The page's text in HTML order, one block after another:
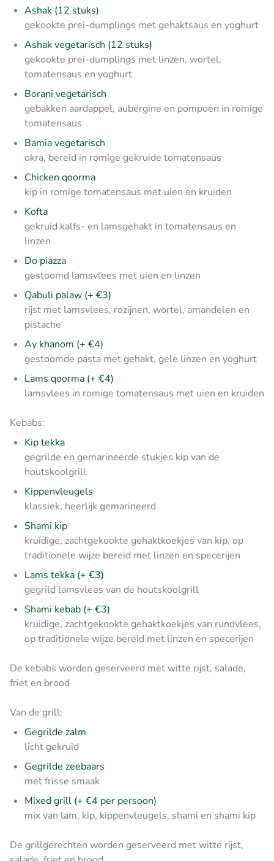
Ashak (12 stuks)
gekookte prei-dumplings met gehaktsaus en yoghurt
Ashak vegetarisch (12 stuks)
gekookte prei-dumplings met linzen, wortel,
tomatensaus en yoghurt
Borani vegetarisch
gebakken aardappel, aubergine en pompoen in romige
tomatensaus
Bamia vegetarisch
okra, bereid in romige gekruide tomatensaus
Chicken qoorma
kip in romige tomatensaus met uien en kruiden
Kofta
gekruid kalfs- en lamsgehakt in tomatensaus en
linzen
Do piazza
gestoomd lamsvlees met uien en linzen
Qabuli palaw (+ €3)
rijst met lamsvlees, rozijnen, wortel, amandelen en
pistache
Ay khanom (+ €4)
gestoomde pasta met gehakt, gele linzen en yoghurt
Lams qoorma (+ €4)
lamsvlees in romige tomatensaus met uien en kruiden
Kebabs:
Kip tekka
gegrilde en gemarineerde stukjes kip van de
houtskoolgrill
Kippenvleugels
klassiek, heerlijk gemarineerd
Shami kip
kruidige, zachtgekookte gehaktkoekjes van kip, op
traditionele wijze bereid met linzen en specerijen
Lams tekka (+ €3)
gegrild lamsvlees van de houtskoolgrill
Shami kebab (+ €3)
kruidige, zachtgekookte gehaktkoekjes van rundvlees,
op traditionele wijze bereid met linzen en specerijen
De kebabs worden geserveerd met witte rijst, salade,
friet en brood
Van de grill:
Gegrilde zalm
licht gekruid
Gegrilde zeebaars
met frisse smaak
Mixed grill (+ €4 per persoon)
mix van lam, kip, kippenvleugels, shami en shami kip
De grillgerechten worden geserveerd met witte rijst,